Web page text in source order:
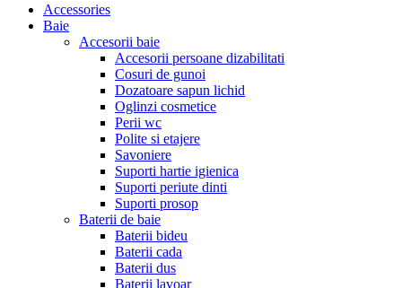
Accessories
Baie
Accesorii baie
Accesorii persoane dizabilitati
Cosuri de gunoi
Dozatoare sapun lichid
Oglinzi cosmetice
Perii wc
Polite si etajere
Savoniere
Suporti hartie igienica
Suporti periute dinti
Suporti prosop
Baterii de baie
Baterii bideu
Baterii cada
Baterii dus
Baterii lavoar